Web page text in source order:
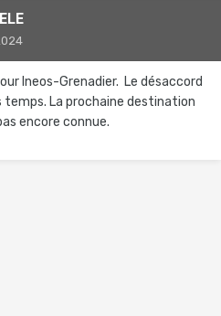
Ineos-Grenadier. Le désaccord
La prochaine destination
encore connue.